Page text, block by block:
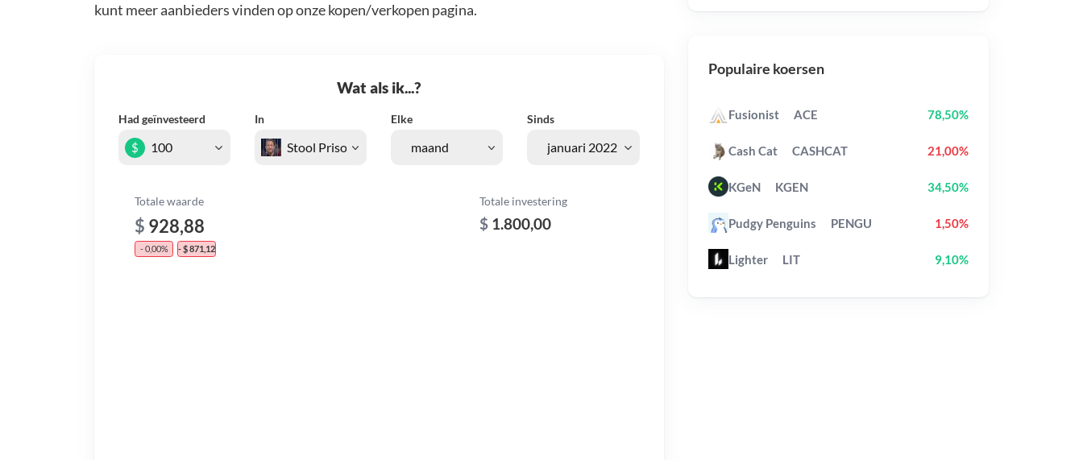
kunt meer aanbieders vinden op onze kopen/verkopen pagina.
Wat als ik...?
Had geïnvesteerd In Elke Sinds
$
Totale waarde
$ 928,88
- 0,00% - $ 871,12
Totale investering
$ 1.800,00
Populaire koersen
Fusionist ACE 78,50%
Cash Cat CASHCAT 21,00%
KGeN KGEN 34,50%
Pudgy Penguins PENGU 1,50%
Lighter LIT 9,10%